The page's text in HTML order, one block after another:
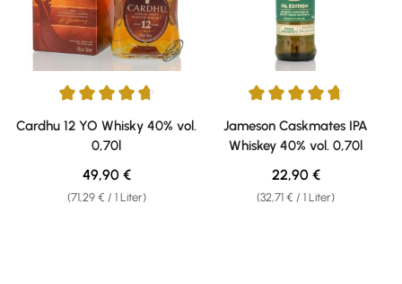
Durchschnittliche Bewertung von 4.75 von 5 Sternen
Cardhu 12 YO Whisky 40% vol.
0,70l
(71,29 € / 1 Liter)
Regulärer Preis:
49,90 €
Durchschnittliche Bewertung
Jameson Caskmates IPA
Whiskey 40% vol. 0,70l
(32,71 € / 1 Liter)
Regulärer Preis:
22,90 €